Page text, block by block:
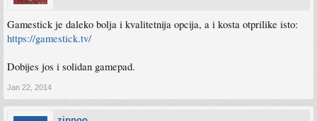
Gamestick je daleko bolja i kvalitetnija opcija, a i kosta otprilike isto:
https://gamestick.tv/
Dobijes jos i solidan gamepad.
Jan 22, 2014